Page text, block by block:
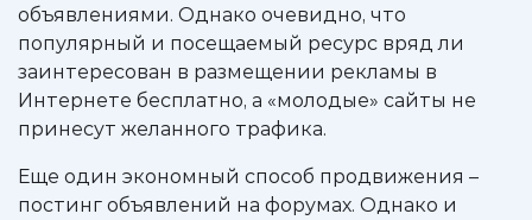
объявлениями. Однако очевидно, что
популярный и посещаемый ресурс вряд ли
заинтересован в размещении рекламы в
Интернете бесплатно, а «молодые» сайты не
принесут желанного трафика.
Еще один экономный способ продвижения –
постинг объявлений на форумах. Однако и